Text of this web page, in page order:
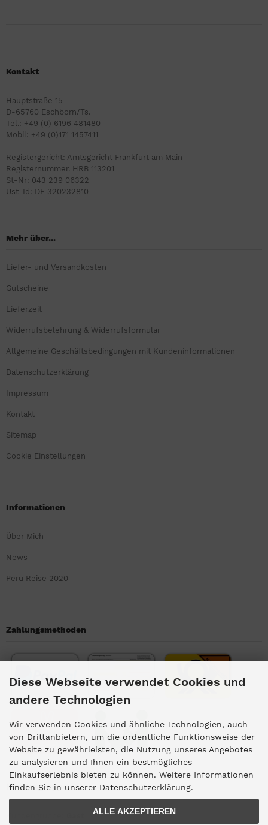
Kontakt
Hauptstraße 15
D-65760 Eschborn/Ts.
Tel.: +49 (0) 6196 481480
Mobil: +49 (0)171 1457411
Registergericht: Amtsgericht Frankfurt am Main
Registernummer. HRB 113201
St-Nr: 043 239 06322
Ust-Id: DE 320232810
Mehr über...
Liefer- und Versandkosten
Gutscheine
Lieferzeit
Widerrufsbelehrung & Widerrufsformular
Allgemeine Geschäftsbedingungen mit Kundeninformationen
Datenschutzerklärung
Impressum
Kontakt
Sitemap
Cookie Einstellungen
Informationen
Über Mich
News
Peru Reise 2020
Zahlungsmethoden
Kundengruppe
Diese Webseite verwendet Cookies und
andere Technologien
Wir verwenden Cookies und ähnliche Technologien, auch
von Drittanbietern, um die ordentliche Funktionsweise der
Website zu gewährleisten, die Nutzung unseres Angebotes
zu analysieren und Ihnen ein bestmögliches
Einkaufserlebnis bieten zu können. Weitere Informationen
finden Sie in unserer Datenschutzerklärung.
ALLE AKZEPTIEREN